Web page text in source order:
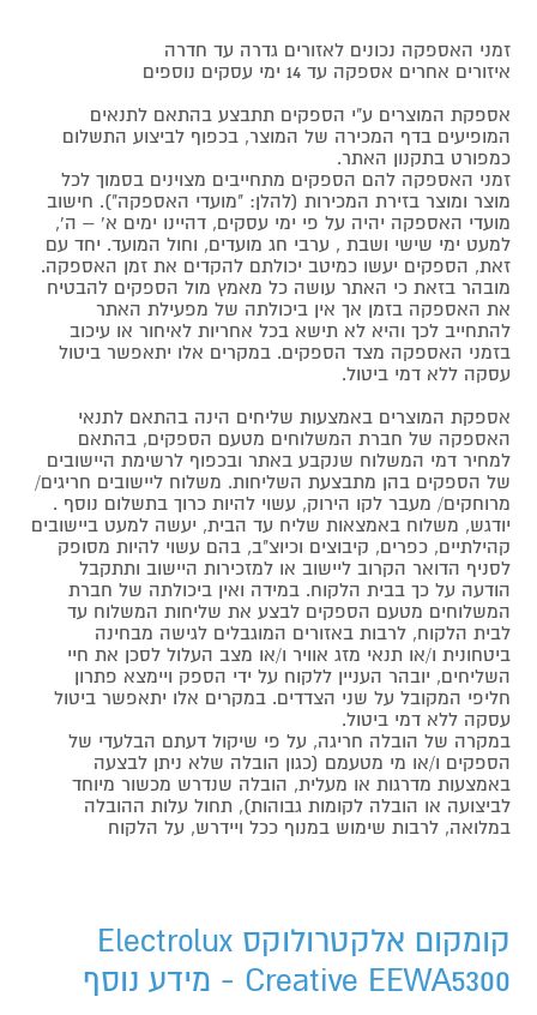
זמני האספקה נכונים לאזורים גדרה עד חדרה
איזורים אחרים אספקה עד 14 ימי עסקים נוספים
אספקת המוצרים ע"י הספקים תתבצע בהתאם לתנאים
המופיעים בדף המכירה של המוצר, בכפוף לביצוע התשלום
כמפורט בתקנון האתר.
זמני האספקה להם הספקים מתחייבים מצוינים בסמוך לכל
מוצר ומוצר בזירת המכירות (להלן: "מועדי האספקה"). חישוב
מועדי האספקה יהיה על פי ימי עסקים, דהיינו ימים א' – ה',
למעט ימי שישי ושבת , ערבי חג מועדים, וחול המועד. יחד עם
זאת, הספקים יעשו כמיטב יכולתם להקדים את זמן האספקה.
מובהר בזאת כי האתר עושה כל מאמץ מול הספקים להבטיח
את האספקה בזמן אך אין ביכולתה של מפעילת האתר
להתחייב לכך והיא לא תישא בכל אחריות לאיחור או עיכוב
בזמני האספקה מצד הספקים. במקרים אלו יתאפשר ביטול
עסקה ללא דמי ביטול.
אספקת המוצרים באמצעות שליחים הינה בהתאם לתנאי
האספקה של חברת המשלוחים מטעם הספקים, בהתאם
למחיר דמי המשלוח שנקבע באתר ובכפוף לרשימת היישובים
של הספקים בהן מתבצעת השליחות. משלוח ליישובים חריגים/
מרוחקים/ מעבר לקו הירוק, עשוי להיות כרוך בתשלום נוסף .
יודגש, משלוח באמצאות שליח עד הבית, יעשה למעט ביישובים
קהילתיים, כפרים, קיבוצים וכיוצ"ב, בהם עשוי להיות מסופק
לסניף הדואר הקרוב ליישוב או למזכירות היישוב ותתקבל
הודעה על כך בבית הלקוח. במידה ואין ביכולתה של חברת
המשלוחים מטעם הספקים לבצע את שליחות המשלוח עד
לבית הלקוח, לרבות באזורים המוגבלים לגישה מבחינה
ביטחונית ו/או תנאי מזג אוויר ו/או מצב העלול לסכן את חיי
השליחים, יובהר העניין ללקוח על ידי הספק ויימצא פתרון
חליפי המקובל על שני הצדדים. במקרים אלו יתאפשר ביטול
עסקה ללא דמי ביטול.
במקרה של הובלה חריגה, על פי שיקול דעתם הבלעדי של
הספקים ו/או מי מטעמם (כגון הובלה שלא ניתן לבצעה
באמצעות מדרגות או מעלית, הובלה שנדרש מכשור מיוחד
לביצועה או הובלה לקומות גבוהות), תחול עלות ההובלה
במלואה, לרבות שימוש במנוף ככל ויידרש, על הלקוח
קומקום אלקטרולוקס Electrolux
Creative EEWA5300 - מידע נוסף